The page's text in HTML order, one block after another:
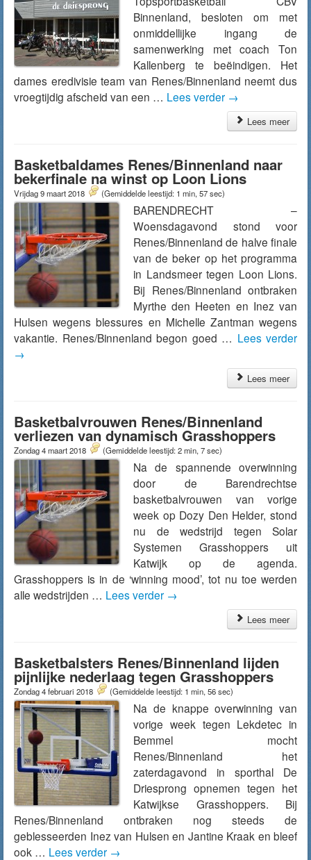
Binnenland, besloten om met
onmiddellijke ingang de
samenwerking met coach Ton
Kallenberg te beëindigen. Het
dames eredivisie team van Renes/Binnenland neemt dus
vroegtijdig afscheid van een … Lees verder →
Lees meer
Basketbaldames Renes/Binnenland naar
bekerfinale na winst op Loon Lions
Vrijdag 9 maart 2018 (Gemiddelde leestijd: 1 min, 57 sec)
BARENDRECHT –
Woensdagavond stond voor
Renes/Binnenland de halve finale
van de beker op het programma
in Landsmeer tegen Loon Lions.
Bij Renes/Binnenland ontbraken
Myrthe den Heeten en Inez van
Hulsen wegens blessures en Michelle Zantman wegens
vakantie. Renes/Binnenland begon goed … Lees verder
→
Lees meer
Basketbalvrouwen Renes/Binnenland
verliezen van dynamisch Grasshoppers
Zondag 4 maart 2018 (Gemiddelde leestijd: 2 min, 7 sec)
Na de spannende overwinning
door de Barendrechtse
basketbalvrouwen van vorige
week op Dozy Den Helder, stond
nu de wedstrijd tegen Solar
Systemen Grasshoppers uit
Katwijk op de agenda.
Grasshoppers is in de ‘winning mood’, tot nu toe werden
alle wedstrijden … Lees verder →
Lees meer
Basketbalsters Renes/Binnenland lijden
pijnlijke nederlaag tegen Grasshoppers
Zondag 4 februari 2018 (Gemiddelde leestijd: 1 min, 56 sec)
Na de knappe overwinning van
vorige week tegen Lekdetec in
Bemmel mocht
Renes/Binnenland het
zaterdagavond in sporthal De
Driesprong opnemen tegen het
Katwijkse Grasshoppers. Bij
Renes/Binnenland ontbraken nog steeds de
geblesseerden Inez van Hulsen en Jantine Kraak en bleef
ook … Lees verder →